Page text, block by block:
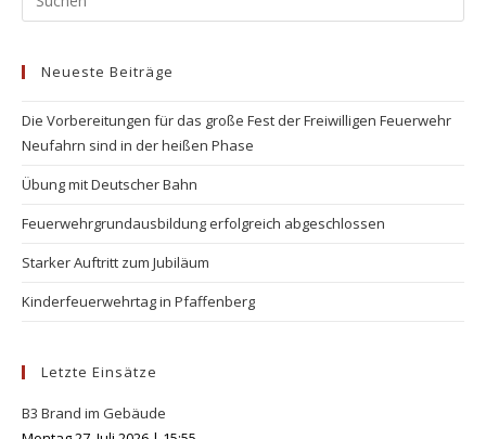
Neueste Beiträge
Die Vorbereitungen für das große Fest der Freiwilligen Feuerwehr
Neufahrn sind in der heißen Phase
Übung mit Deutscher Bahn
Feuerwehrgrundausbildung erfolgreich abgeschlossen
Starker Auftritt zum Jubiläum
Kinderfeuerwehrtag in Pfaffenberg
Letzte Einsätze
B3 Brand im Gebäude